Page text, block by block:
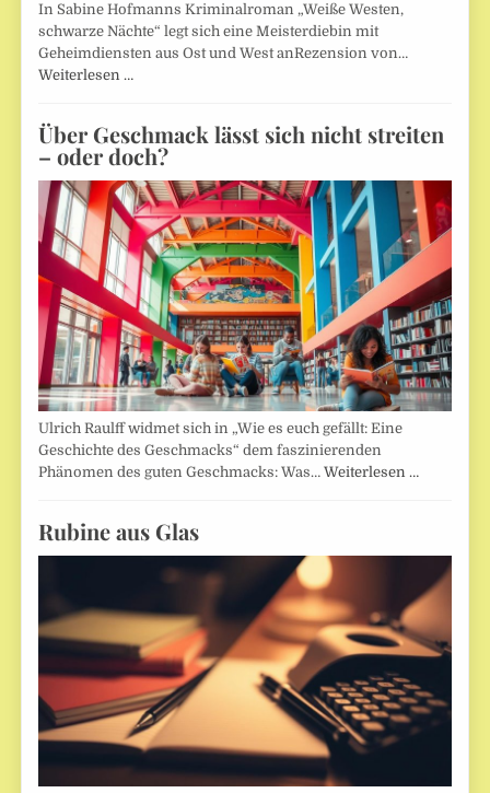
In Sabine Hofmanns Kriminalroman „Weiße Westen,
schwarze Nächte“ legt sich eine Meisterdiebin mit
Geheimdiensten aus Ost und West anRezension von…
Weiterlesen …
Über Geschmack lässt sich nicht streiten
– oder doch?
Ulrich Raulff widmet sich in „Wie es euch gefällt: Eine
Geschichte des Geschmacks“ dem faszinierenden
Phänomen des guten Geschmacks: Was…Weiterlesen …
Rubine aus Glas